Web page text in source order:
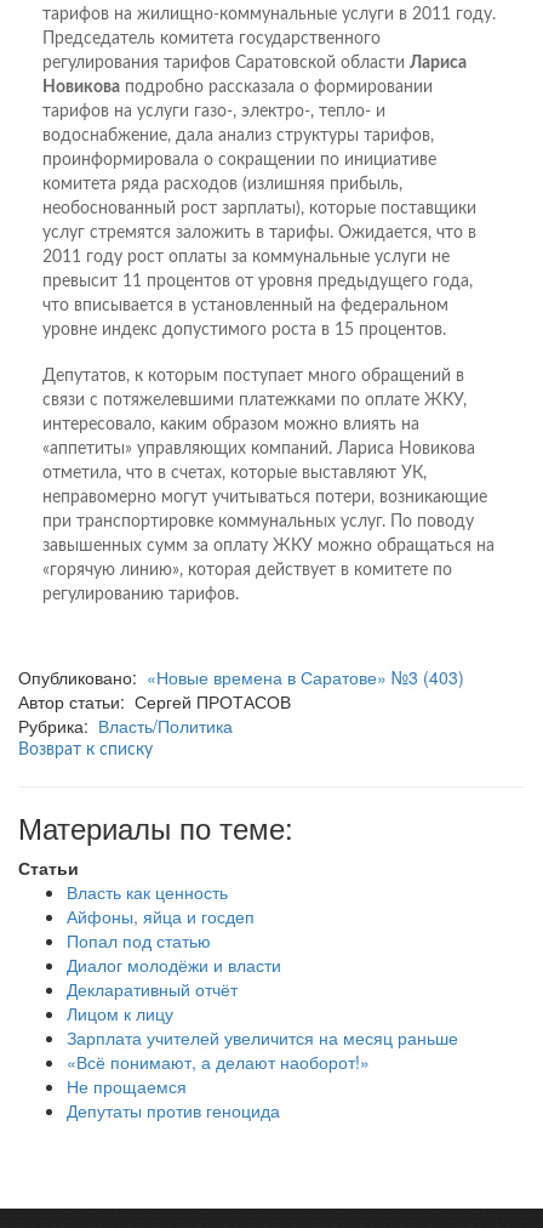
тарифов на жилищно-коммунальные услуги в 2011 году.
Председатель комитета государственного
регулирования тарифов Саратовской области Лариса
Новикова подробно рассказала о формировании
тарифов на услуги газо-, электро-, тепло- и
водоснабжение, дала анализ структуры тарифов,
проинформировала о сокращении по инициативе
комитета ряда расходов (излишняя прибыль,
необоснованный рост зарплаты), которые поставщики
услуг стремятся заложить в тарифы. Ожидается, что в
2011 году рост оплаты за коммунальные услуги не
превысит 11 процентов от уровня предыдущего года,
что вписывается в установленный на федеральном
уровне индекс допустимого роста в 15 процентов.
Депутатов, к которым поступает много обращений в
связи с потяжелевшими платежками по оплате ЖКУ,
интересовало, каким образом можно влиять на
«аппетиты» управляющих компаний. Лариса Новикова
отметила, что в счетах, которые выставляют УК,
неправомерно могут учитываться потери, возникающие
при транспортировке коммунальных услуг. По поводу
завышенных сумм за оплату ЖКУ можно обращаться на
«горячую линию», которая действует в комитете по
регулированию тарифов.
Опубликовано: «Новые времена в Саратове» №3 (403)
Автор статьи: Сергей ПРОТАСОВ
Рубрика: Власть/Политика
Возврат к списку
Материалы по теме:
Статьи
Власть как ценность
Айфоны, яйца и госдеп
Попал под статью
Диалог молодёжи и власти
Декларативный отчёт
Лицом к лицу
Зарплата учителей увеличится на месяц раньше
«Всё понимают, а делают наоборот!»
Не прощаемся
Депутаты против геноцида